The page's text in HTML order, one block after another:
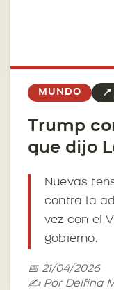
MUNDO
Trump
que dijo
Nuevas
contra la
vez con el
gobierno.
📅 21/04/2026
✍️ Por Delfina